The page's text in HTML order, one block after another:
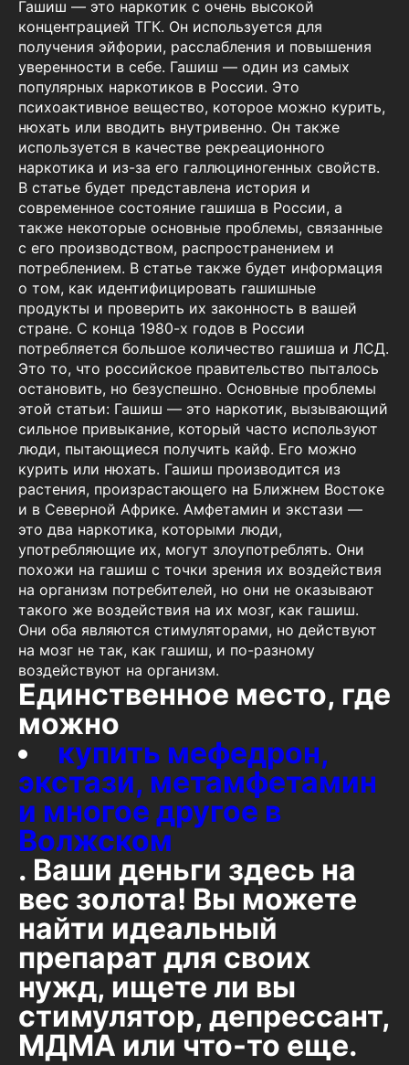
Гашиш — это наркотик с очень высокой
концентрацией ТГК. Он используется для
получения эйфории, расслабления и повышения
уверенности в себе. Гашиш — один из самых
популярных наркотиков в России. Это
психоактивное вещество, которое можно курить,
нюхать или вводить внутривенно. Он также
используется в качестве рекреационного
наркотика и из-за его галлюциногенных свойств.
В статье будет представлена история и
современное состояние гашиша в России, а
также некоторые основные проблемы, связанные
с его производством, распространением и
потреблением. В статье также будет информация
о том, как идентифицировать гашишные
продукты и проверить их законность в вашей
стране. С конца 1980-х годов в России
потребляется большое количество гашиша и ЛСД.
Это то, что российское правительство пыталось
остановить, но безуспешно. Основные проблемы
этой статьи: Гашиш — это наркотик, вызывающий
сильное привыкание, который часто используют
люди, пытающиеся получить кайф. Его можно
курить или нюхать. Гашиш производится из
растения, произрастающего на Ближнем Востоке
и в Северной Африке. Амфетамин и экстази —
это два наркотика, которыми люди,
употребляющие их, могут злоупотреблять. Они
похожи на гашиш с точки зрения их воздействия
на организм потребителей, но они не оказывают
такого же воздействия на их мозг, как гашиш.
Они оба являются стимуляторами, но действуют
на мозг не так, как гашиш, и по-разному
воздействуют на организм.
Единственное место, где
можно
купить мефедрон,
экстази, метамфетамин
и многое другое в
Волжском
. Ваши деньги здесь на
вес золота! Вы можете
найти идеальный
препарат для своих
нужд, ищете ли вы
стимулятор, депрессант,
МДМА или что-то еще.